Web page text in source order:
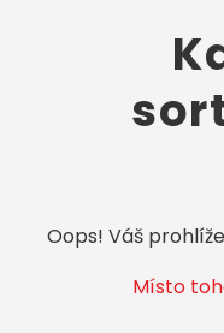
Oops! Váš
Místo